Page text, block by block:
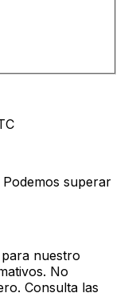
Podemos superar
nuestro
No
Consulta las